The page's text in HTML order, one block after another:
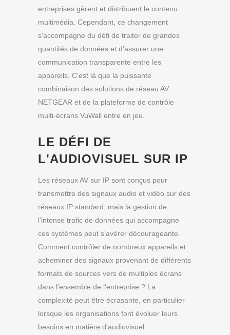
entreprises gèrent et distribuent le contenu
multimédia. Cependant, ce changement
s'accompagne du défi de traiter de grandes
quantités de données et d'assurer une
communication transparente entre les
appareils. C'est là que la puissante
combinaison des solutions de réseau AV
NETGEAR et de la plateforme de contrôle
multi-écrans VuWall entre en jeu.
LE DÉFI DE
L'AUDIOVISUEL SUR IP
Les réseaux AV sur IP sont conçus pour
transmettre des signaux audio et vidéo sur des
réseaux IP standard, mais la gestion de
l'intense trafic de données qui accompagne
ces systèmes peut s'avérer décourageante.
Comment contrôler de nombreux appareils et
acheminer des signaux provenant de différents
formats de sources vers de multiples écrans
dans l'ensemble de l'entreprise ? La
complexité peut être écrasante, en particulier
lorsque les organisations font évoluer leurs
besoins en matière d'audiovisuel.